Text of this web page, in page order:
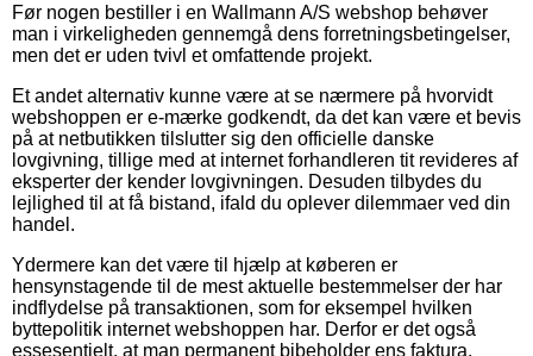
Før nogen bestiller i en Wallmann A/S webshop behøver
man i virkeligheden gennemgå dens forretningsbetingelser,
men det er uden tvivl et omfattende projekt.
Et andet alternativ kunne være at se nærmere på hvorvidt
webshoppen er e-mærke godkendt, da det kan være et bevis
på at netbutikken tilslutter sig den officielle danske
lovgivning, tillige med at internet forhandleren tit revideres af
eksperter der kender lovgivningen. Desuden tilbydes du
lejlighed til at få bistand, ifald du oplever dilemmaer ved din
handel.
Ydermere kan det være til hjælp at køberen er
hensynstagende til de mest aktuelle bestemmelser der har
indflydelse på transaktionen, som for eksempel hvilken
byttepolitik internet webshoppen har. Derfor er det også
essesentielt, at man permanent bibeholder ens faktura,